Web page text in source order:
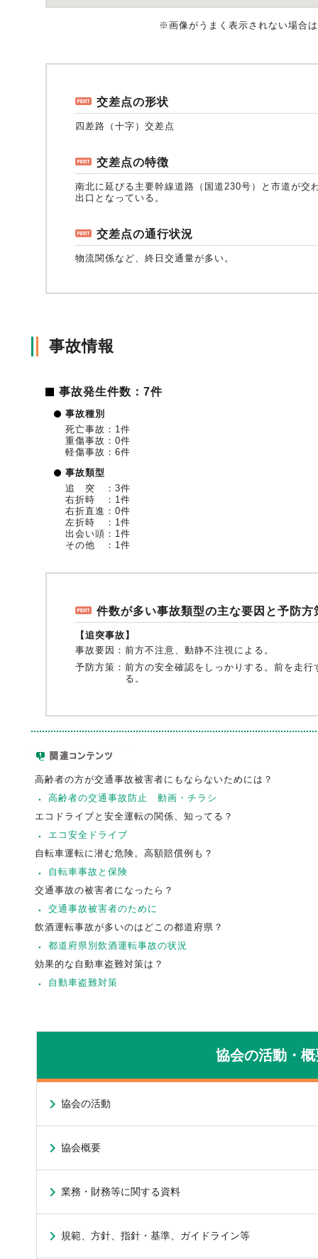
協会からのお知らせ
他の紛争解決機関等
※画像がうまく表示されない場合
交差点の形状
四差路（十字）交差点
交差点の特徴
南北に延びる主要幹線道路（国道230号）と市道が交
出口となっている。
交差点の通行状況
物流関係など、終日交通量が多い。
事故情報
事故発生件数：7件
事故種別
死亡事故：1件
重傷事故：0件
軽傷事故：6件
事故類型
追 突 ：3件
右折時 ：1件
右折直進：0件
左折時 ：1件
出会い頭：1件
その他 ：1件
件数が多い事故類型の主な要因と予防方
【追突事故】
事故要因： 前方不注意、動静不注視による。
予防方策： 前方の安全確認をしっかりする。前を走
る。
高齢者の方が交通事故被害者にもならないためには？
高齢者の交通事故防止 動画・チラシ
エコドライブと安全運転の関係、知ってる？
エコ安全ドライブ
自転車運転に潜む危険。高額賠償例も？
自転車事故と保険
交通事故の被害者になったら？
交通事故被害者のために
飲酒運転事故が多いのはどこの都道府県？
都道府県別飲酒運転事故の状況
効果的な自動車盗難対策は？
自動車盗難対策
協会の活動・概
協会の活動
協会概要
業務・財務等に関する資料
規範、方針、指針・基準、ガイドライン等